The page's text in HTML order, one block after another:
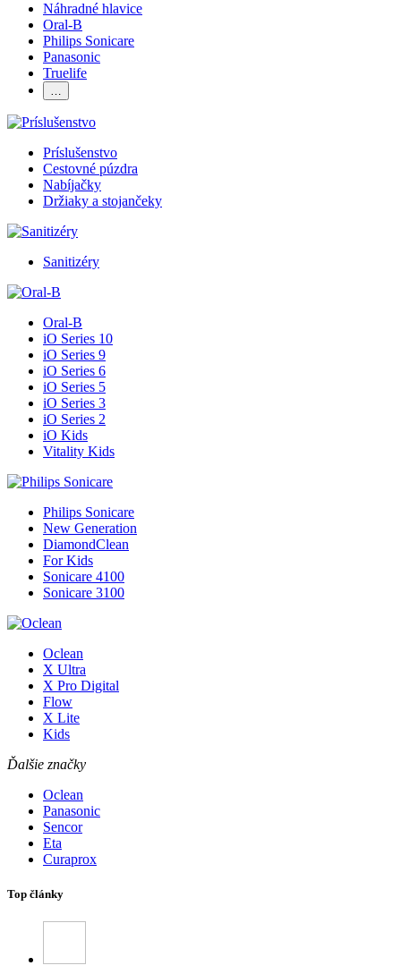
Náhradné hlavice
Oral-B
Philips Sonicare
Panasonic
Truelife
…
Príslušenstvo
Cestovné púzdra
Nabíjačky
Držiaky a stojančeky
Sanitizéry
Oral-B
iO Series 10
iO Series 9
iO Series 6
iO Series 5
iO Series 3
iO Series 2
iO Kids
Vitality Kids
Philips Sonicare
New Generation
DiamondClean
For Kids
Sonicare 4100
Sonicare 3100
Oclean
X Ultra
X Pro Digital
Flow
X Lite
Kids
Ďalšie značky
Oclean
Panasonic
Sencor
Eta
Curaprox
Top články